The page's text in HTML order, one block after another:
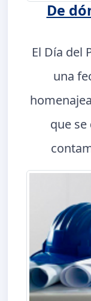
De
El Día del
una
que se